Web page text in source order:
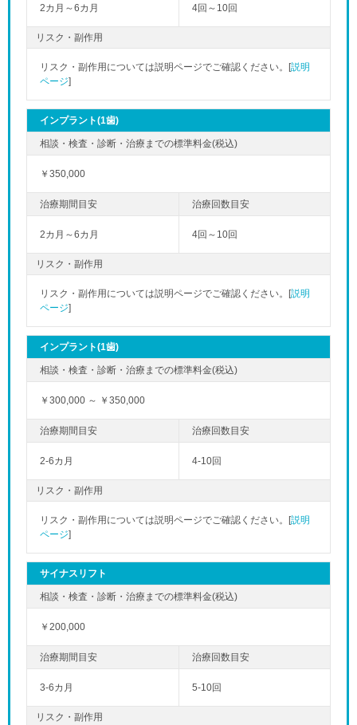
2カ月～6カ月 4回～10回
リスク・副作用
リスク・副作用については説明ページでご確認ください。[説明
ページ]
インプラント(1歯)
￥350,000
2カ月～6カ月 4回～10回
リスク・副作用
リスク・副作用については説明ページでご確認ください。[説明
ページ]
インプラント(1歯)
￥300,000 ～ ￥350,000
2-6カ月 4-10回
リスク・副作用
リスク・副作用については説明ページでご確認ください。[説明
ページ]
サイナスリフト
￥200,000
3-6カ月 5-10回
リスク・副作用